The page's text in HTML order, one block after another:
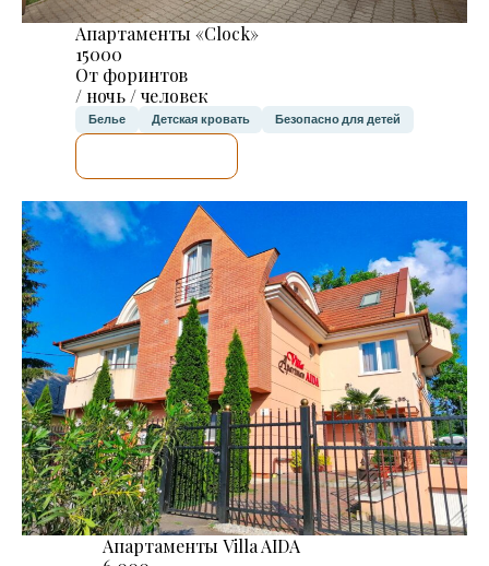
Апартаменты «Clock»
15000
От форинтов
/ ночь / человек
Белье Детская кровать Безопасно для детей
Апартаменты Villa AIDA